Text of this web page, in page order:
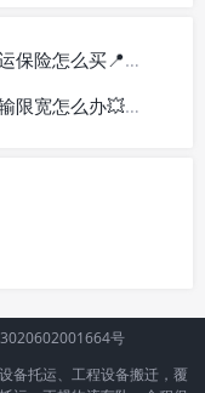
大型设备货运保障政策
💥特种货车定制运输
号
备托运、工程设备搬迁，覆